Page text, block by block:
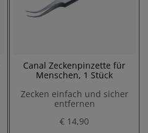
Canal Zeckenpinzette für
Menschen, 1 Stück
Zecken einfach und sicher
entfernen
€ 14,90